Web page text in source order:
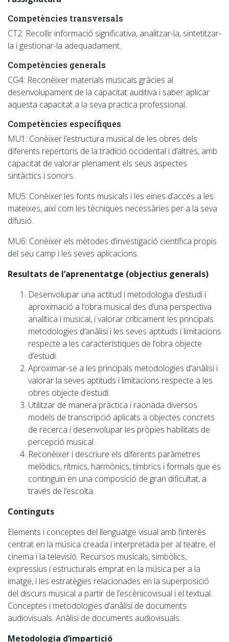
Competències transversals
CT2: Recollir informació significativa, analitzar-la, sintetitzar-
la i gestionar-la adequadament.
Competències generals
CG4: Reconèixer materials musicals gràcies al
desenvolupament de la capacitat auditiva i saber aplicar
aquesta capacitat a la seva practica professional.
Competències específiques
MU1: Conèixer l’estructura musical de les obres dels
diferents repertoris de la tradició occidental i d’altres, amb
capacitat de valorar plenament els seus aspectes
sintàctics i sonors.
MU5: Conèixer les fonts musicals i les eines d’accés a les
mateixes, així com les tècniques necessàries per a la seva
difusió.
MU6: Conèixer els mètodes d’investigació científica propis
del seu camp i les seves aplicacions.
Resultats de l’aprenentatge (objectius generals)
Desenvolupar una actitud i metodologia d’estudi i
aproximació a l’obra musical des d’una perspectiva
analítica i musical, i valorar críticament les principals
metodologies d’anàlisi i les seves aptituds i limitacions
respecte a les característiques de l’obra objecte
d’estudi.
Aproximar-se a les principals metodologies d’anàlisi i
valorar la seves aptituds i limitacions respecte a les
obres objecte d’estudi.
Utilitzar de manera pràctica i raonada diversos
models de transcripció aplicats a objectes concrets
de recerca i desenvolupar les pròpies habilitats de
percepció musical.
Reconèixer i descriure els diferents paràmetres
melòdics, rítmics, harmònics, tímbrics i formals que es
continguin en una composició de gran dificultat, a
través de l’escolta.
Continguts
Elements i conceptes del llenguatge visual amb l’interès
centrat en la música creada i interpretada per al teatre, el
cinema i la televisió. Recursos musicals, simbòlics,
expressius i estructurals emprat en la música per a la
imatge, i les estratègies relacionades en la superposició
del discurs musical a partir de l’escènicovisual i el textual.
Conceptes i metodologies d’anàlisi de documents
audiovisuals. Anàlisi de documents audiovisuals.
Metodologia d’impartició